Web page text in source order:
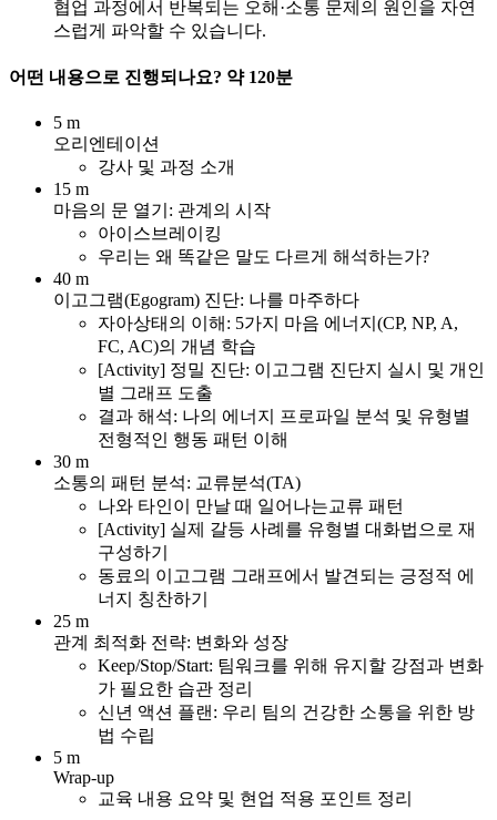
협업 과정에서 반복되는 오해·소통 문제의 원인을 자연
스럽게 파악할 수 있습니다.
어떤 내용으로 진행되나요? 약 120분
5 m
오리엔테이션
강사 및 과정 소개
15 m
마음의 문 열기: 관계의 시작
아이스브레이킹
우리는 왜 똑같은 말도 다르게 해석하는가?
40 m
이고그램(Egogram) 진단: 나를 마주하다
자아상태의 이해: 5가지 마음 에너지(CP, NP, A,
FC, AC)의 개념 학습
[Activity] 정밀 진단: 이고그램 진단지 실시 및 개인
별 그래프 도출
결과 해석: 나의 에너지 프로파일 분석 및 유형별
전형적인 행동 패턴 이해
30 m
소통의 패턴 분석: 교류분석(TA)
나와 타인이 만날 때 일어나는교류 패턴
[Activity] 실제 갈등 사례를 유형별 대화법으로 재
구성하기
동료의 이고그램 그래프에서 발견되는 긍정적 에
너지 칭찬하기
25 m
관계 최적화 전략: 변화와 성장
Keep/Stop/Start: 팀워크를 위해 유지할 강점과 변화
가 필요한 습관 정리
신년 액션 플랜: 우리 팀의 건강한 소통을 위한 방
법 수립
5 m
Wrap-up
교육 내용 요약 및 현업 적용 포인트 정리